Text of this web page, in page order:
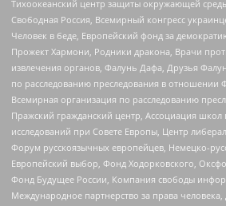
Тихоокеанский центр защиты окружающей
Свободная Россия, Всемирный конгресс
Человек в беде, Европейский фонд за
Прожект Хармони, Родники дракона, Врачи
извлечения органов, Фалунь Дафа, Друзья
по расследованию преследования в отношении
Всемирная организация по расследованию
Пражский гражданский центр, Ассоциация школ
исследований при Совете Европы, Центр
Форум русскоязычных европейцев, Немецко-
Европейский выбор, Фонд Ходорковского,
Фонд Будущее России, Компания свободы
Международное партнерство за права